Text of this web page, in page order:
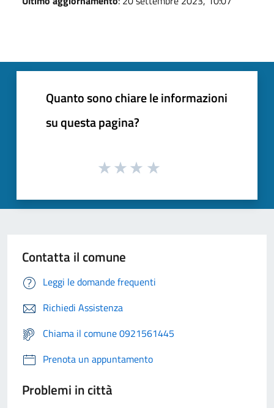
Quanto sono chiare le informazioni
su questa pagina?
Contatta il comune
Leggi le domande frequenti
Richiedi Assistenza
Chiama il comune 0921561445
Prenota un appuntamento
Problemi in città